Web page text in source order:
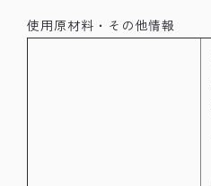
使用原材料・その他情報